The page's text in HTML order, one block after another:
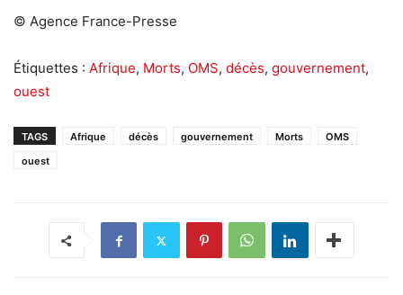
© Agence France-Presse
Étiquettes : Afrique, Morts, OMS, décès, gouvernement,
ouest
TAGS Afrique décès gouvernement Morts
OMS
ouest